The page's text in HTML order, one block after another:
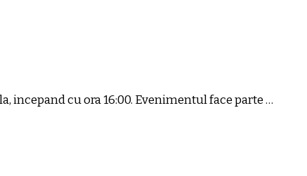
incepand cu ora 16:00. Evenimentul face parte …